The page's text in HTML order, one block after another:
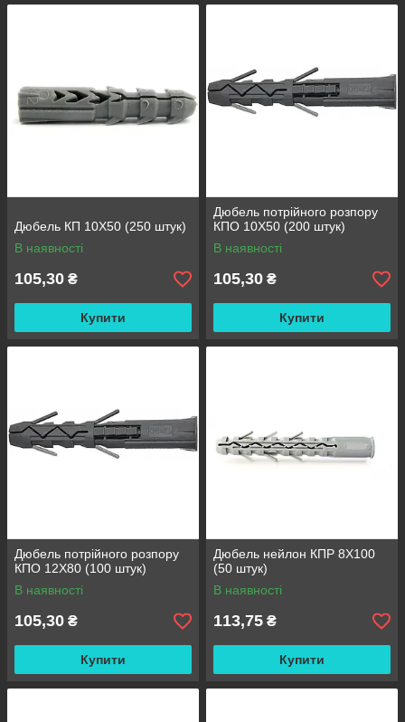
Дюбель КП 10Х50 (250 штук)
В наявності
105,30 ₴
Купити
Дюбель потрійного розпору
КПО 10X50 (200 штук)
В наявності
105,30 ₴
Купити
Дюбель потрійного розпору
КПО 12X80 (100 штук)
В наявності
105,30 ₴
Купити
Дюбель нейлон КПР 8X100
(50 штук)
В наявності
113,75 ₴
Купити